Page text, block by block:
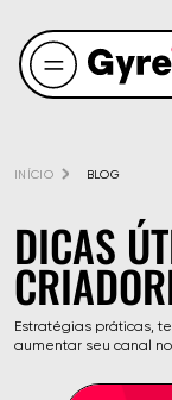
INÍCIO BLOG
DICAS
Estratégias práticas,
aumentar seu canal